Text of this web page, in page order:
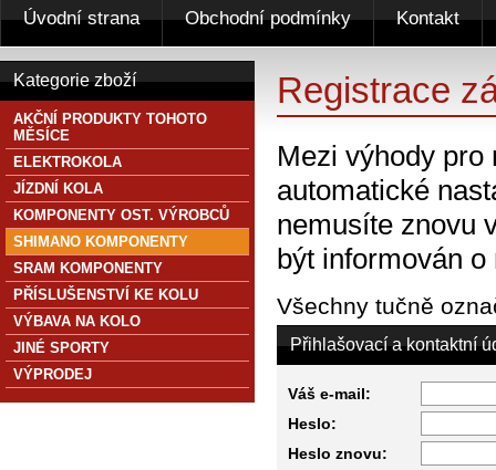
Registrace
Mezi výhody
automatické
nemusíte znovu
být informován
Všechny tučně
Přihlašovací a kontaktní
Váš e-mail:
Heslo:
Heslo znovu:
Kategorie zboží
AKČNÍ PRODUKTY TOHOTO
MĚSÍCE
ELEKTROKOLA
JÍZDNÍ KOLA
KOMPONENTY OST. VÝROBCŮ
SHIMANO KOMPONENTY
SRAM KOMPONENTY
PŘÍSLUŠENSTVÍ KE KOLU
VÝBAVA NA KOLO
JINÉ SPORTY
VÝPRODEJ
Úvodní strana Obchodní podmínky Kontakt